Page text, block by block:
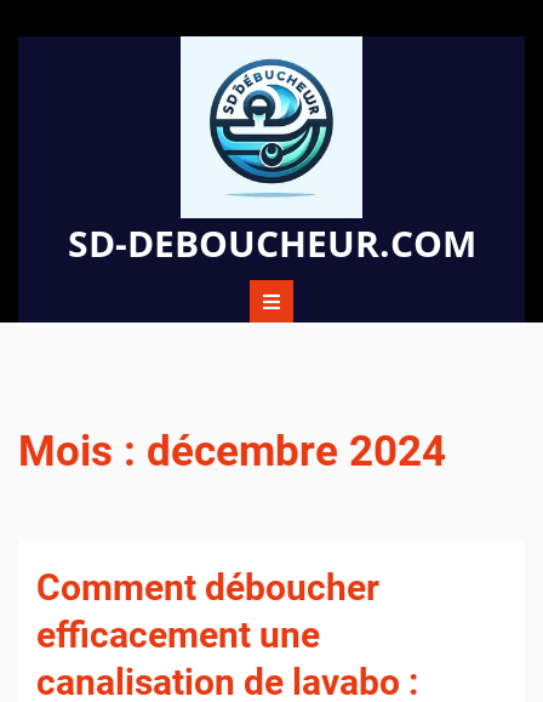
au
SD-DEBOUCHEUR.COM
Mois : décembre 2024
Comment déboucher
efficacement une
canalisation de lavabo :